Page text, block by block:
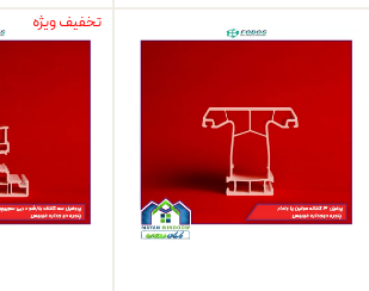
تخفیف ویژه